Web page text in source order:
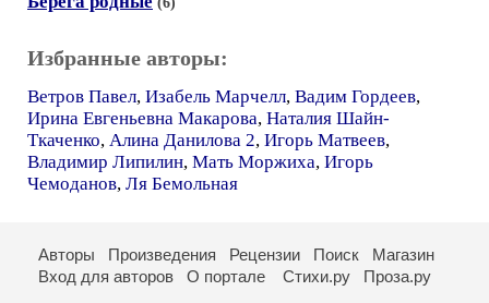
Избранные авторы:
Ветров Павел, Изабель Марчелл, Вадим Гордеев,
Ирина Евгеньевна Макарова, Наталия Шайн-
Ткаченко, Алина Данилова 2, Игорь Матвеев,
Владимир Липилин, Мать Моржиха, Игорь
Чемоданов, Ля Бемольная
Авторы Произведения Рецензии Поиск
Магазин
Вход для авторов
О портале Стихи.ру Проза.ру